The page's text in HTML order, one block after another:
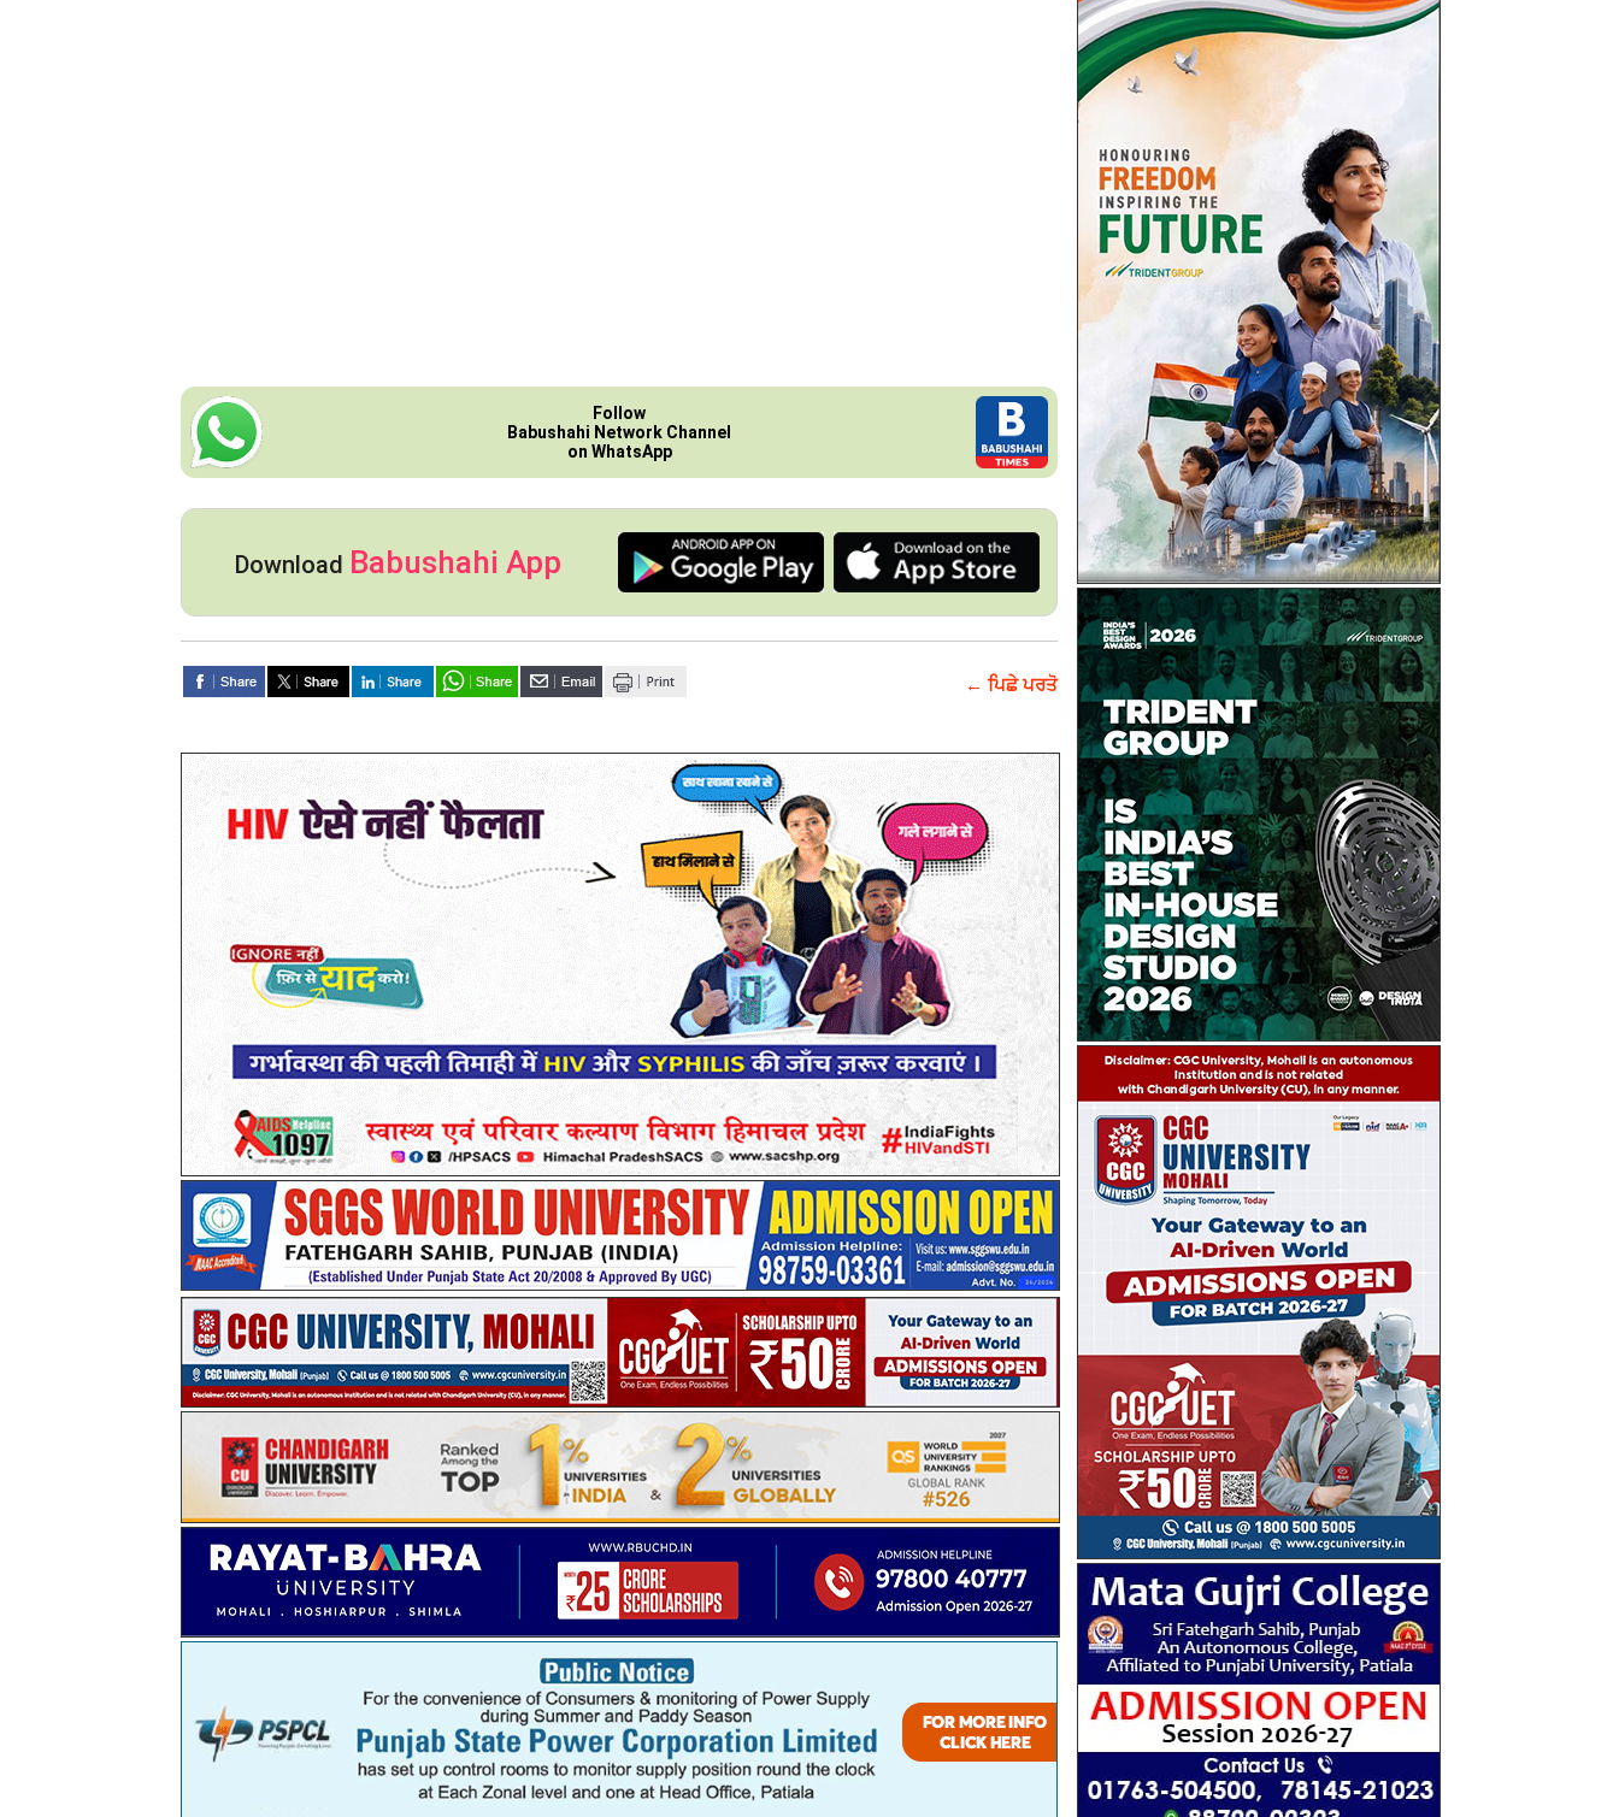
Follow
Babushahi Network Channel
on WhatsApp
Download Babushahi App
← ਪਿਛੇ ਪਰਤੋ